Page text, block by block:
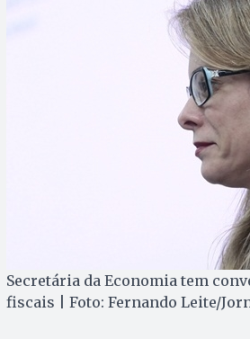
Secretária da Economia tem
fiscais | Foto: Fernando Leite/